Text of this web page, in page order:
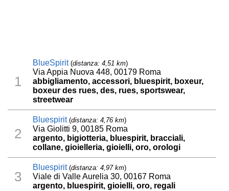
1
BlueSpirit(distanza: 4,51 km)
Via Appia Nuova 448, 00179 Roma
abbigliamento, accessori, bluespirit, boxeur,
boxeur des rues, des, rues, sportswear,
streetwear
2
Bluespirit(distanza: 4,76 km)
Via Giolitti 9, 00185 Roma
argento, bigiotteria, bluespirit, bracciali,
collane, gioielleria, gioielli, oro, orologi
3
Bluespirit(distanza: 4,97 km)
Viale di Valle Aurelia 30, 00167 Roma
argento, bluespirit, gioielli, oro, regali